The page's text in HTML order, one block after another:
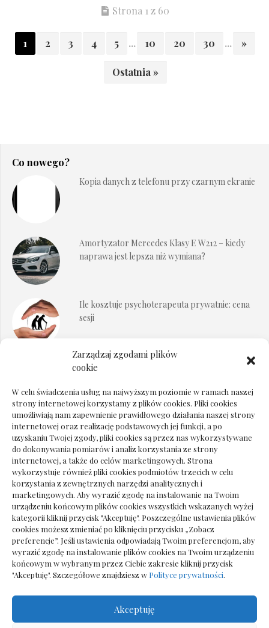
Zarządzaj zgodami plików
cookie
W celu świadczenia usług na najwyższym poziomie w ramach naszej
strony internetowej korzystamy z plików cookies. Pliki cookies
umożliwiają nam zapewnienie prawidłowego działania naszej strony
internetowej oraz realizację podstawowych jej funkcji, a po
uzyskaniu Twojej zgody, pliki cookies są przez nas wykorzystywane
do dokonywania pomiarów i analiz korzystania ze strony
internetowej, a także do celów marketingowych. Strona
wykorzystuje również pliki cookies podmiotów trzecich w celu
korzystania z zewnętrznych narzędzi analitycznych i
marketingowych. Aby wyrazić zgodę na instalowanie na Twoim
urządzeniu końcowym plików cookies wszystkich wskazanych wyżej
kategorii kliknij przycisk "Akceptuję". Poszczególne ustawienia plików
cookies możesz zmieniać po kliknięciu przycisku „Zobacz
preferencje”. Jeśli ustawienia odpowiadają Twoim preferencjom, aby
wyrazić zgodę na instalowanie plików cookies na Twoim urządzeniu
końcowym w wybranym przez Ciebie zakresie kliknij przycisk
"Akceptuję". Szczegółowe znajdziesz w Polityce prywatności.
Akceptuję
Strona 1 z 60
1 2 3 4 5 ... 10 20 30 ... »
Ostatnia »
Co nowego?
Kopia danych z telefonu przy czarnym ekranie
Amortyzator Mercedes Klasy E W212 – kiedy
naprawa jest lepsza niż wymiana?
Ile kosztuje psychoterapeuta prywatnie: cena
sesji
Dokumenty do odbioru przy zmianie biura
Deska podłogowa do salonu: jak wybrać bez
pośpiechu